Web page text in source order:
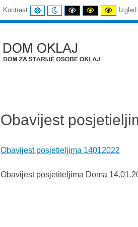
Kontrast
UOBIČAJENI
KONTRAST
NOĆNI
KONTRAST
CRNI
I
BIJELI
CRNI
I
ŽUTI
ŽUTI
I
CRNI
Izgled
Obavijest
Obavijest posjetieljima 14012022
Obavijest posjetiteljima Doma